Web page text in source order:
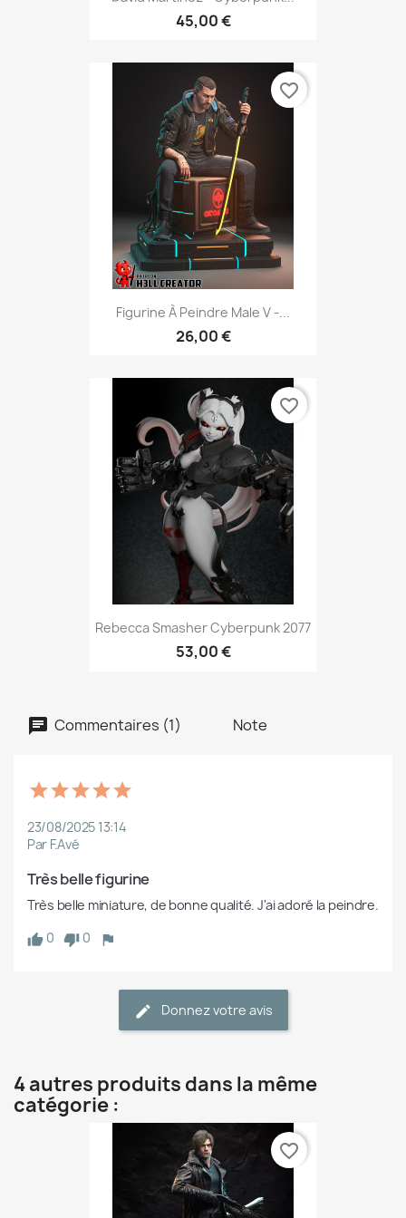
45,00 €
Figurine À Peindre Male V -...
26,00 €
favorite_border
Rebecca Smasher Cyberpunk 2077
53,00 €
favorite_border
Commentaires (1) Note
23/08/2025 13:14
Par F.Avé
Très belle figurine
Très belle miniature, de bonne qualité. J'ai adoré la peindre.
0
0
Donnez votre avis
4 autres produits dans la même
catégorie :
favorite_border